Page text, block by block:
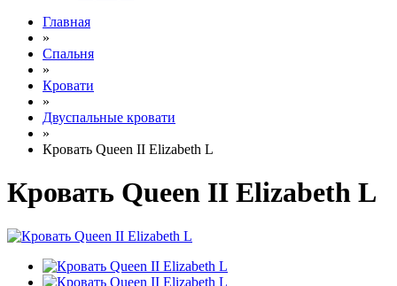
Главная
»
Спальня
»
Кровати
»
Двуспальные кровати
»
Кровать Queen II Elizabeth L
Кровать Queen II Elizabeth L